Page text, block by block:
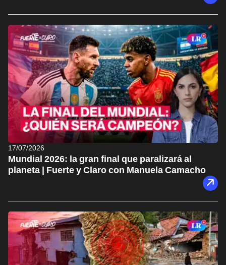
17/07/2026
Mundial 2026: la gran final que paralizará al
planeta | Fuerte y Claro con Manuela Camacho